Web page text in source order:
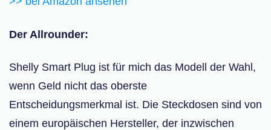
Der Allrounder:
Shelly Smart Plug ist für mich das Modell der Wahl,
wenn Geld nicht das oberste
Entscheidungsmerkmal ist. Die Steckdosen sind von
einem europäischen Hersteller, der inzwischen